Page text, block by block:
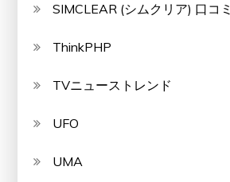
SIMCLEAR (シムクリア) 口コミ
ThinkPHP
TVニューストレンド
UFO
UMA